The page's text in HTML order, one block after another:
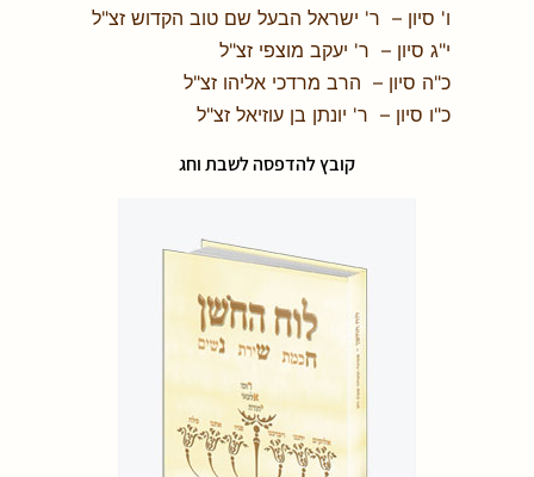
ו' סיון – ר' ישראל הבעל שם טוב הקדוש זצ"ל
י"ג סיון – ר' יעקב מוצפי זצ"ל
כ"ה סיון – הרב מרדכי אליהו זצ"ל
כ"ו סיון – ר' יונתן בן עוזיאל זצ"ל
קובץ להדפסה לשבת וחג